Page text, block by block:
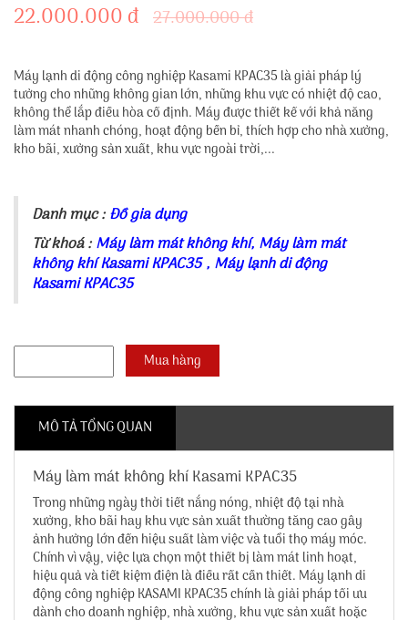
22.000.000 đ 27.000.000 đ
Máy lạnh di động công nghiệp Kasami KPAC35 là giải pháp lý
tưởng cho những không gian lớn, những khu vực có nhiệt độ cao,
không thể lắp điều hòa cố định. Máy được thiết kế với khả năng
làm mát nhanh chóng, hoạt động bền bỉ, thích hợp cho nhà xưởng,
kho bãi, xưởng sản xuất, khu vực ngoài trời,...
Danh mục :Đồ gia dụng
Từ khoá :Máy làm mát không khí, Máy làm mát
không khí Kasami KPAC35, Máy lạnh di động
Kasami KPAC35
MÔ TẢ TỔNG QUAN
Máy làm mát không khí Kasami KPAC35
Trong những ngày thời tiết nắng nóng, nhiệt độ tại nhà
xưởng, kho bãi hay khu vực sản xuất thường tăng cao gây
ảnh hưởng lớn đến hiệu suất làm việc và tuổi thọ máy móc.
Chính vì vậy, việc lựa chọn một thiết bị làm mát linh hoạt,
hiệu quả và tiết kiệm điện là điều rất cần thiết. Máy lạnh di
động công nghiệp KASAMI KPAC35 chính là giải pháp tối ưu
dành cho doanh nghiệp, nhà xưởng, khu vực sản xuất hoặc